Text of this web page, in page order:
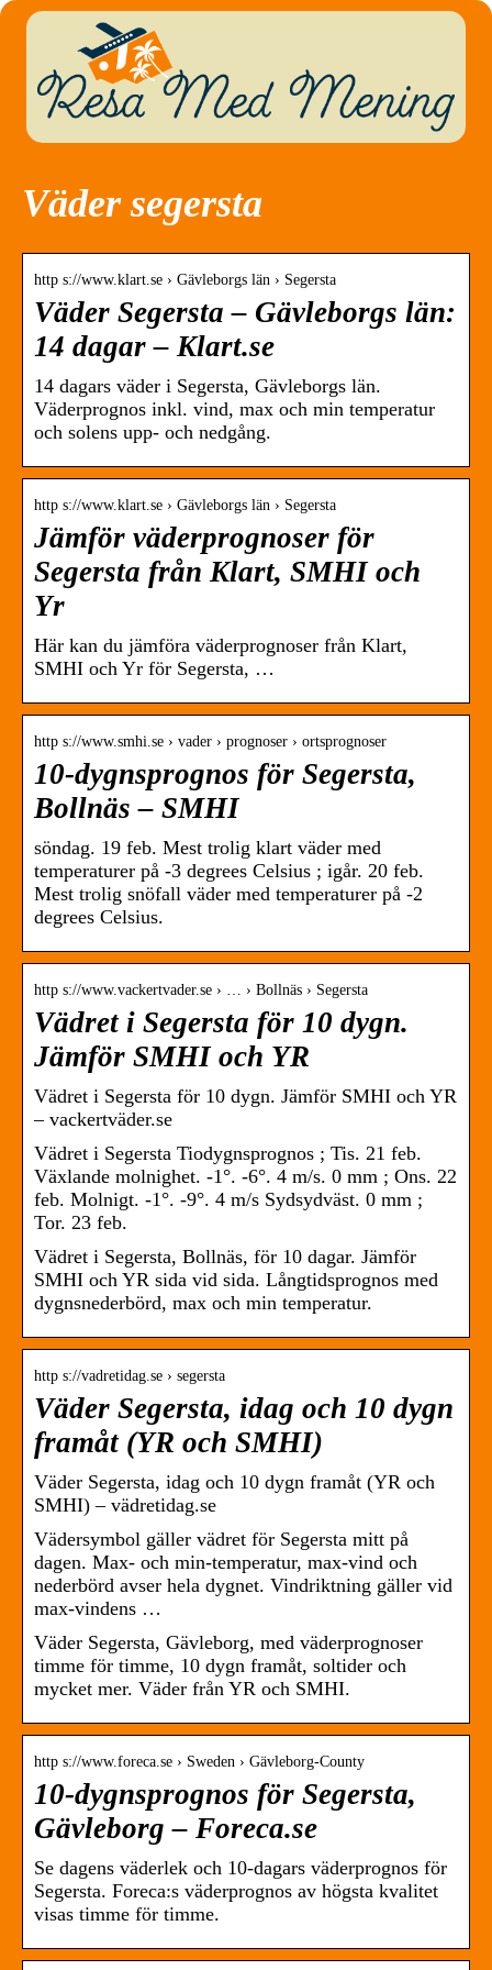
Väder segersta
http s://www.klart.se › Gävleborgs län › Segersta
Väder Segersta – Gävleborgs län:
14 dagar – Klart.se
14 dagars väder i Segersta, Gävleborgs län.
Väderprognos inkl. vind, max och min temperatur
och solens upp- och nedgång.
http s://www.klart.se › Gävleborgs län › Segersta
Jämför väderprognoser för
Segersta från Klart, SMHI och
Yr
Här kan du jämföra väderprognoser från Klart,
SMHI och Yr för Segersta, …
http s://www.smhi.se › vader › prognoser › ortsprognoser
10-dygnsprognos för Segersta,
Bollnäs – SMHI
söndag. 19 feb. Mest trolig klart väder med
temperaturer på -3 degrees Celsius ; igår. 20 feb.
Mest trolig snöfall väder med temperaturer på -2
degrees Celsius.
http s://www.vackertvader.se › … › Bollnäs › Segersta
Vädret i Segersta för 10 dygn.
Jämför SMHI och YR
Vädret i Segersta för 10 dygn. Jämför SMHI och YR
– vackertväder.se
Vädret i Segersta Tiodygnsprognos ; Tis. 21 feb.
Växlande molnighet. -1°. -6°. 4 m/s. 0 mm ; Ons. 22
feb. Molnigt. -1°. -9°. 4 m/s Sydsydväst. 0 mm ;
Tor. 23 feb.
Vädret i Segersta, Bollnäs, för 10 dagar. Jämför
SMHI och YR sida vid sida. Långtidsprognos med
dygnsnederbörd, max och min temperatur.
http s://vadretidag.se › segersta
Väder Segersta, idag och 10 dygn
framåt (YR och SMHI)
Väder Segersta, idag och 10 dygn framåt (YR och
SMHI) – vädretidag.se
Vädersymbol gäller vädret för Segersta mitt på
dagen. Max- och min-temperatur, max-vind och
nederbörd avser hela dygnet. Vindriktning gäller vid
max-vindens …
Väder Segersta, Gävleborg, med väderprognoser
timme för timme, 10 dygn framåt, soltider och
mycket mer. Väder från YR och SMHI.
http s://www.foreca.se › Sweden › Gävleborg-County
10-dygnsprognos för Segersta,
Gävleborg – Foreca.se
Se dagens väderlek och 10-dagars väderprognos för
Segersta. Foreca:s väderprognos av högsta kvalitet
visas timme för timme.